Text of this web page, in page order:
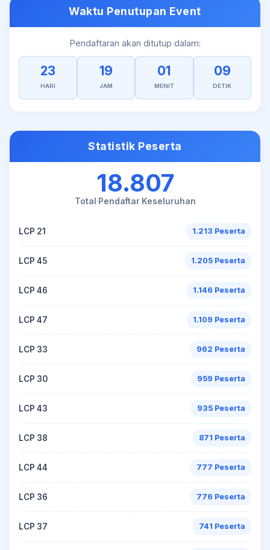
Waktu Penutupan Event
Pendaftaran akan ditutup dalam:
23
HARI
19
JAM
01
MENIT
09
DETIK
Statistik Peserta
18.807
Total Pendaftar Keseluruhan
LCP 21 1.213 Peserta
LCP 45 1.205 Peserta
LCP 46 1.146 Peserta
LCP 47 1.109 Peserta
LCP 33 962 Peserta
LCP 30 959 Peserta
LCP 43 935 Peserta
LCP 38 871 Peserta
LCP 44 777 Peserta
LCP 36 776 Peserta
LCP 37 741 Peserta